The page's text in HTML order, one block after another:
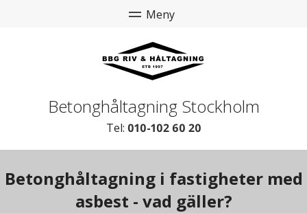
Betonghåltagning Stockholm
Tel: 010-102 60 20
Betonghåltagning i fastigheter med
asbest - vad gäller?